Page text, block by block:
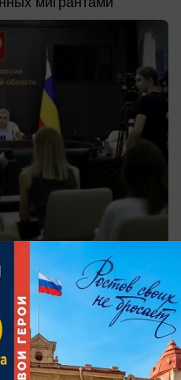
популярные для
области